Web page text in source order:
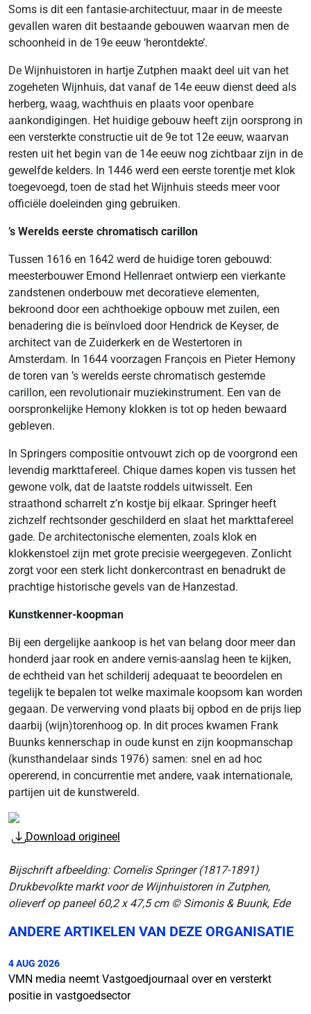
Soms is dit een fantasie-architectuur, maar in de meeste
gevallen waren dit bestaande gebouwen waarvan men de
schoonheid in de 19e eeuw ‘herontdekte’.
De Wijnhuistoren in hartje Zutphen maakt deel uit van het
zogeheten Wijnhuis, dat vanaf de 14e eeuw dienst deed als
herberg, waag, wachthuis en plaats voor openbare
aankondigingen. Het huidige gebouw heeft zijn oorsprong in
een versterkte constructie uit de 9e tot 12e eeuw, waarvan
resten uit het begin van de 14e eeuw nog zichtbaar zijn in de
gewelfde kelders. In 1446 werd een eerste torentje met klok
toegevoegd, toen de stad het Wijnhuis steeds meer voor
officiële doeleinden ging gebruiken.
’s Werelds eerste chromatisch carillon
Tussen 1616 en 1642 werd de huidige toren gebouwd:
meesterbouwer Emond Hellenraet ontwierp een vierkante
zandstenen onderbouw met decoratieve elementen,
bekroond door een achthoekige opbouw met zuilen, een
benadering die is beïnvloed door Hendrick de Keyser, de
architect van de Zuiderkerk en de Westertoren in
Amsterdam. In 1644 voorzagen François en Pieter Hemony
de toren van ’s werelds eerste chromatisch gestemde
carillon, een revolutionair muziekinstrument. Een van de
oorspronkelijke Hemony klokken is tot op heden bewaard
gebleven.
In Springers compositie ontvouwt zich op de voorgrond een
levendig markttafereel. Chique dames kopen vis tussen het
gewone volk, dat de laatste roddels uitwisselt. Een
straathond scharrelt z’n kostje bij elkaar. Springer heeft
zichzelf rechtsonder geschilderd en slaat het markttafereel
gade. De architectonische elementen, zoals klok en
klokkenstoel zijn met grote precisie weergegeven. Zonlicht
zorgt voor een sterk licht donkercontrast en benadrukt de
prachtige historische gevels van de Hanzestad.
Kunstkenner-koopman
Bij een dergelijke aankoop is het van belang door meer dan
honderd jaar rook en andere vernis-aanslag heen te kijken,
de echtheid van het schilderij adequaat te beoordelen en
tegelijk te bepalen tot welke maximale koopsom kan worden
gegaan. De verwerving vond plaats bij opbod en de prijs liep
daarbij (wijn)torenhoog op. In dit proces kwamen Frank
Buunks kennerschap in oude kunst en zijn koopmanschap
(kunsthandelaar sinds 1976) samen: snel en ad hoc
opererend, in concurrentie met andere, vaak internationale,
partijen uit de kunstwereld.
Download origineel
Bijschrift afbeelding: Cornelis Springer (1817-1891)
Drukbevolkte markt voor de Wijnhuistoren in Zutphen,
olieverf op paneel 60,2 x 47,5 cm © Simonis & Buunk, Ede
ANDERE ARTIKELEN VAN DEZE ORGANISATIE
4 AUG 2026
VMN media neemt Vastgoedjournaal over en versterkt
positie in vastgoedsector